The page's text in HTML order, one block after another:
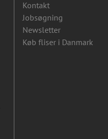
Kontakt
Jobsøgning
Newsletter
Køb fliser i Danmark